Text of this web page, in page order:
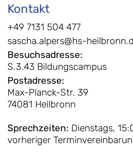
Kontakt
+49 7131 504 477
sascha.alpers@hs-
Besuchsadresse:
S.3.43 Bildungscampus
Postadresse:
Max-Planck-Str. 39
74081 Heilbronn
Sprechzeiten: Dienstags,
vorheriger